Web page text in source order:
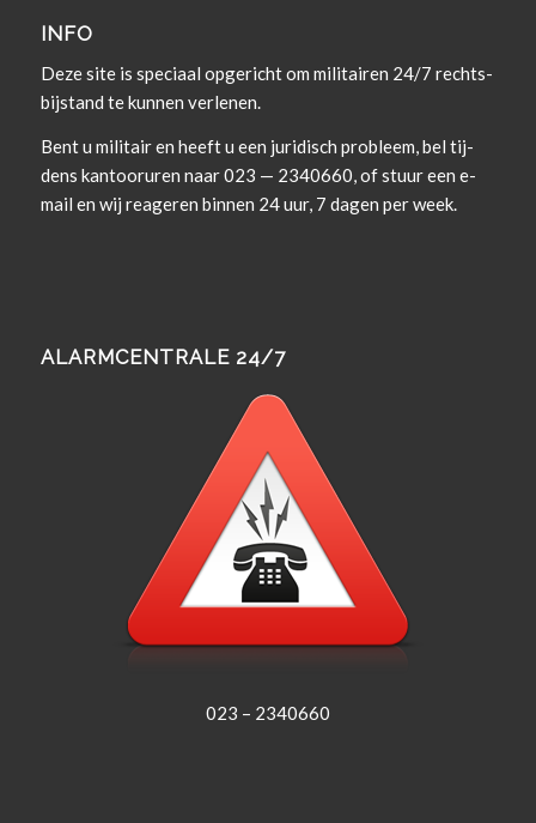
INFO
Deze site is spe­ci­aal opgericht om militairen 24/7 rechts­
bi­j­s­tand te kun­nen verlenen.
Bent u militair en heeft u een juridisch prob­leem, bel tij­
dens kan­tooruren naar 023 — 2340660, of stuur een e-
mail en wij rea­geren bin­nen 24 uur, 7 dagen per week.
ALARMCENTRALE 24/7
023 – 2340660